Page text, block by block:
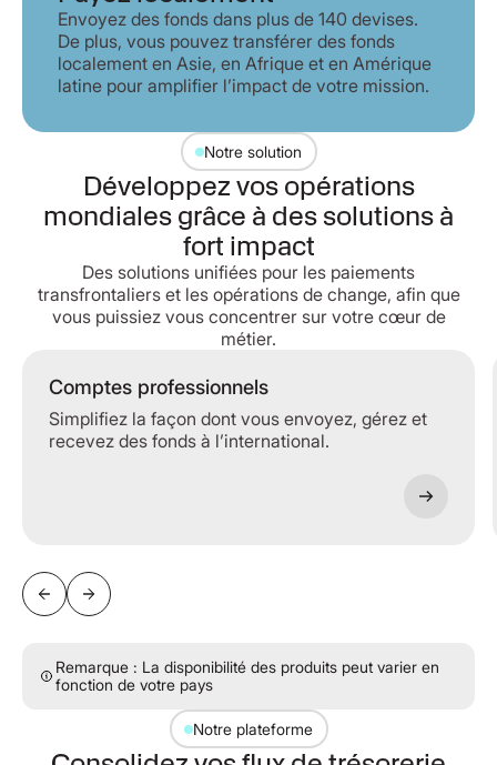
Envoyez des fonds dans plus de 140 devises.
De plus, vous pouvez transférer des fonds
localement en Asie, en Afrique et en Amérique
latine pour amplifier l’impact de votre mission.
Notre solution
Développez vos opérations
mondiales grâce à des solutions à
fort impact
Des solutions unifiées pour les paiements
transfrontaliers et les opérations de change, afin que
vous puissiez vous concentrer sur votre cœur de
métier.
Comptes professionnels
Simplifiez la façon dont vous envoyez, gérez et
recevez des fonds à l’international.
Remarque : La disponibilité des produits peut varier en
fonction de votre pays
Notre plateforme